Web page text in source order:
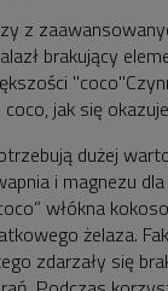
z
brakujący
jak się
dużej
i magnezu
włókna
żelaza.
zdarzały się